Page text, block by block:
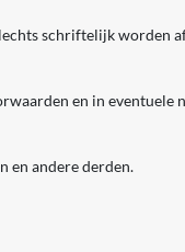
schriftelijk worden
en in
en andere derden.